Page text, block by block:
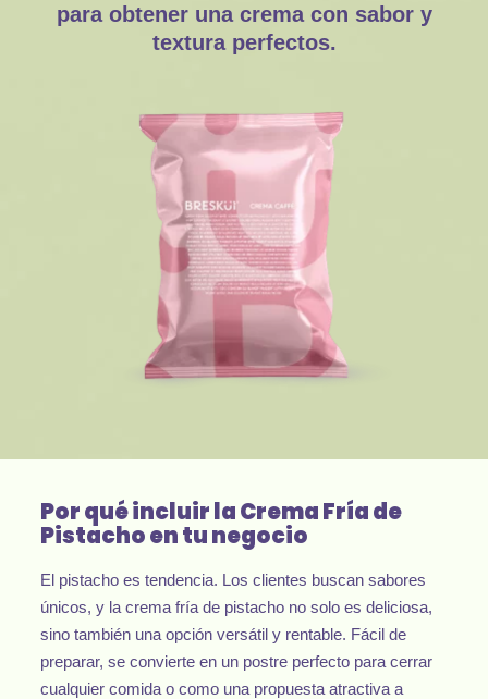
para obtener una crema con sabor y
textura perfectos.
Por qué incluir la Crema Fría de
Pistacho en tu negocio
El pistacho es tendencia. Los clientes buscan sabores
únicos, y la crema fría de pistacho no solo es deliciosa,
sino también una opción versátil y rentable. Fácil de
preparar, se convierte en un postre perfecto para cerrar
cualquier comida o como una propuesta atractiva a